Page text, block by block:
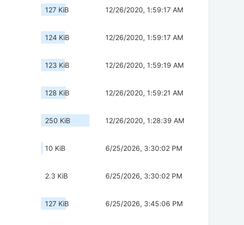
127 KiB 12/26/2020, 1:59:17 AM
124 KiB 12/26/2020, 1:59:17 AM
123 KiB 12/26/2020, 1:59:19 AM
128 KiB 12/26/2020, 1:59:21 AM
250 KiB 12/26/2020, 1:28:39 AM
10 KiB 6/25/2026, 3:30:02 PM
2.3 KiB 6/25/2026, 3:30:02 PM
127 KiB 6/25/2026, 3:45:06 PM